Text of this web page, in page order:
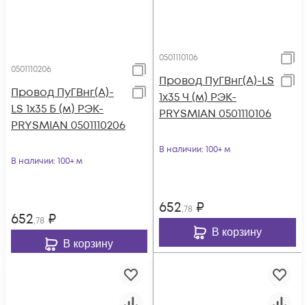
0501110206
Провод ПуГВнг(А)-
LS 1х35 Б (м) РЭК-
PRYSMIAN 0501110206
В наличии: 100+ м
652,78 ₽
В корзину
0501110106
Провод ПуГВнг(А)-LS
1х35 Ч (м) РЭК-
PRYSMIAN 0501110106
В наличии: 100+ м
652,78 ₽
В корзину